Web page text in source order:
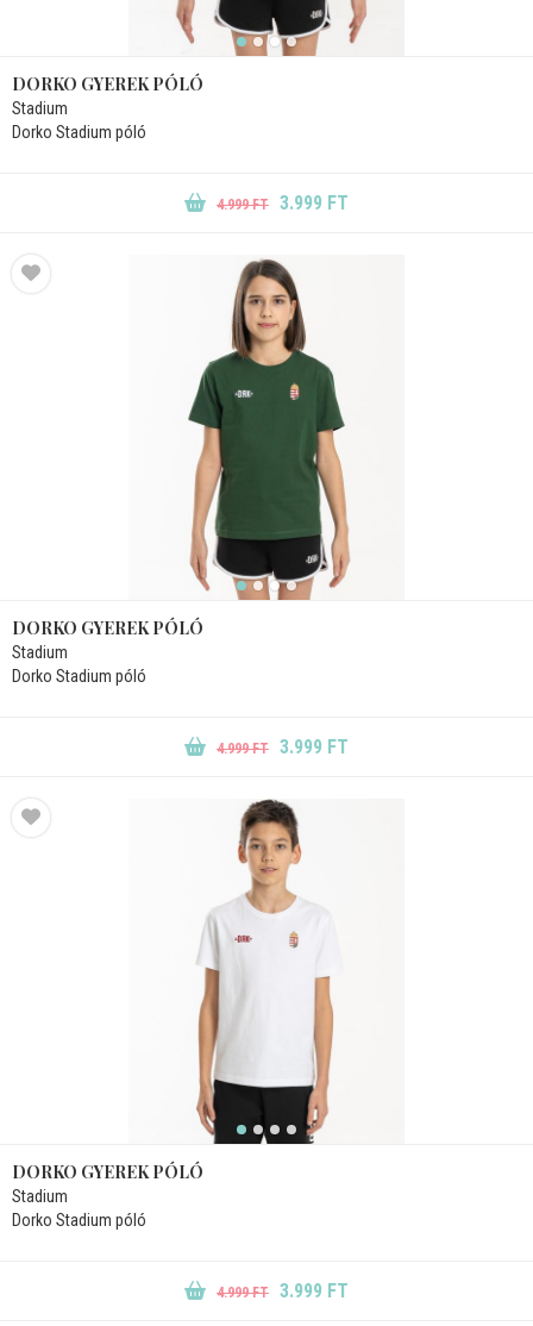
DORKO GYEREK PÓLÓ
Stadium
Dorko Stadium póló
4.999 FT 3.999 FT
DORKO GYEREK PÓLÓ
Stadium
Dorko Stadium póló
4.999 FT 3.999 FT
DORKO GYEREK PÓLÓ
Stadium
Dorko Stadium póló
4.999 FT 3.999 FT